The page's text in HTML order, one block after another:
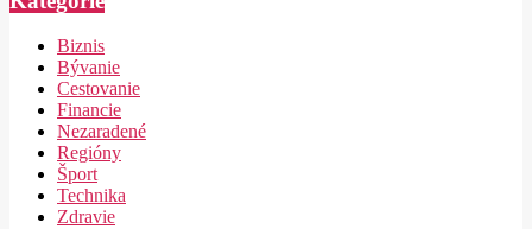
Biznis
Bývanie
Cestovanie
Financie
Nezaradené
Regióny
Šport
Technika
Zdravie